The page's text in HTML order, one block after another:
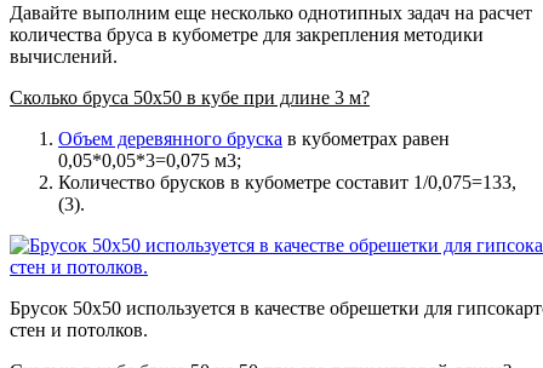
Давайте выполним еще несколько однотипных задач на расчет
количества бруса в кубометре для закрепления методики
вычислений.
Сколько бруса 50х50 в кубе при длине 3 м?
Объем деревянного бруска в кубометрах равен
0,05*0,05*3=0,075 м3;
Количество брусков в кубометре составит 1/0,075=133,
(3).
Брусок 50х50 используется в качестве обрешетки для
стен и потолков.